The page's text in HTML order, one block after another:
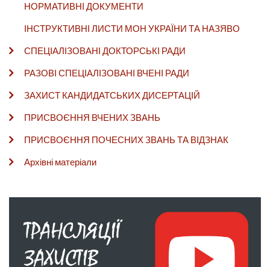
НОРМАТИВНІ ДОКУМЕНТИ
ІНСТРУКТИВНІ ЛИСТИ МОН УКРАЇНИ ТА НАЗЯВО
СПЕЦІАЛІЗОВАНІ ДОКТОРСЬКІ РАДИ
РАЗОВІ СПЕЦІАЛІЗОВАНІ ВЧЕНІ РАДИ
ЗАХИСТ КАНДИДАТСЬКИХ ДИСЕРТАЦІЙ
ПРИСВОЄННЯ ВЧЕНИХ ЗВАНЬ
ПРИСВОЄННЯ ПОЧЕСНИХ ЗВАНЬ ТА ВІДЗНАК
Архівні матеріали